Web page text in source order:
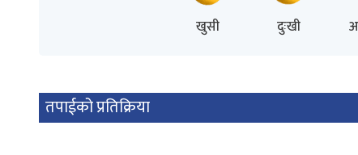
खुसी दुःखी
तपाईको प्रतिक्रिया